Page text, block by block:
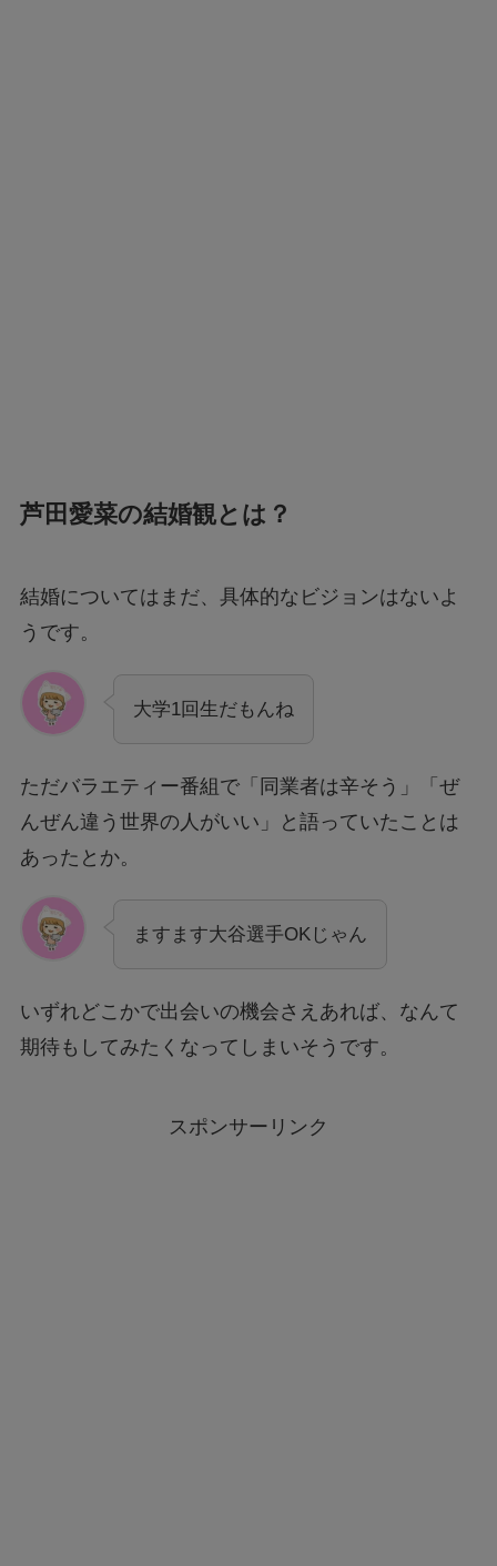
芦田愛菜の結婚観とは？
結婚についてはまだ、具体的なビジョンはないよ
うです。
大学1回生だもんね
ただバラエティー番組で「同業者は辛そう」「ぜ
んぜん違う世界の人がいい」と語っていたことは
あったとか。
ますます大谷選手OKじゃん
いずれどこかで出会いの機会さえあれば、なんて
期待もしてみたくなってしまいそうです。
スポンサーリンク